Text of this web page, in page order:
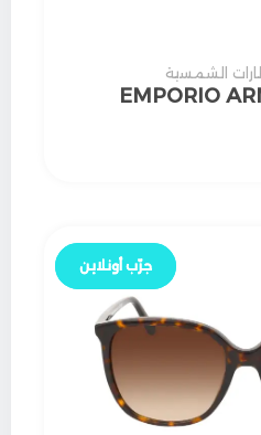
الشمسية
EMPORIO
جرّب أونلاين
جرّب أونلاين